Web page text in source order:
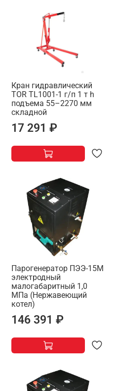
Кран гидравлический
TOR TL1001-1 г/п 1 т h
подъема 55–2270 мм
складной
17 291 ₽
Парогенератор ПЭЭ-15М
электродный
малогабаритный 1,0
МПа (Нержавеющий
котел)
146 391 ₽